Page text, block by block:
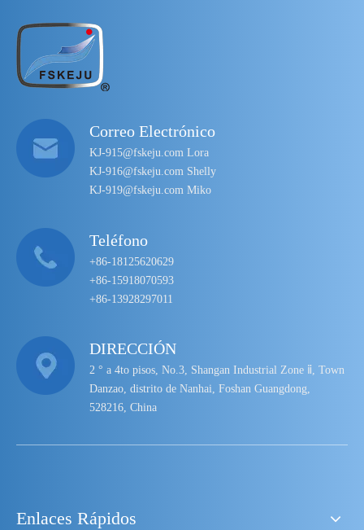
Correo Electrónico
KJ-915@fskeju.com Lora
KJ-916@fskeju.com Shelly
KJ-919@fskeju.com Miko
Teléfono
+86-18125620629
+86-15918070593
+86-13928297011
DIRECCIÓN
2 ° a 4to pisos, No.3, Shangan Industrial Zone ⅱ, Town
Danzao, distrito de Nanhai, Foshan Guangdong,
528216, China
Enlaces Rápidos